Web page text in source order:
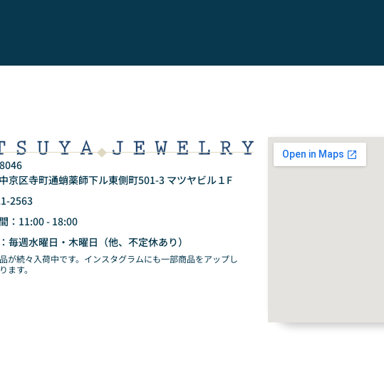
京区寺町通蛸薬師下ル東側町501-3 マツヤビル１F
2563
：11:00 - 18:00
毎週水曜日・木曜日（他、不定休あり）
が続々入荷中です。インスタグラムにも一部商品をアップし
ます。